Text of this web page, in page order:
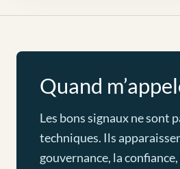
Quand
Les bons signaux ne sont
techniques. Ils
gouvernance, la